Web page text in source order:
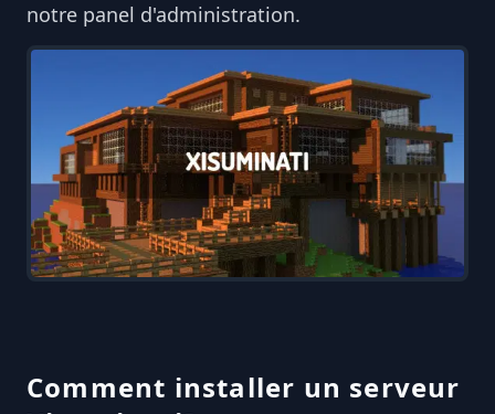
notre panel d'administration.
Comment installer un serveur